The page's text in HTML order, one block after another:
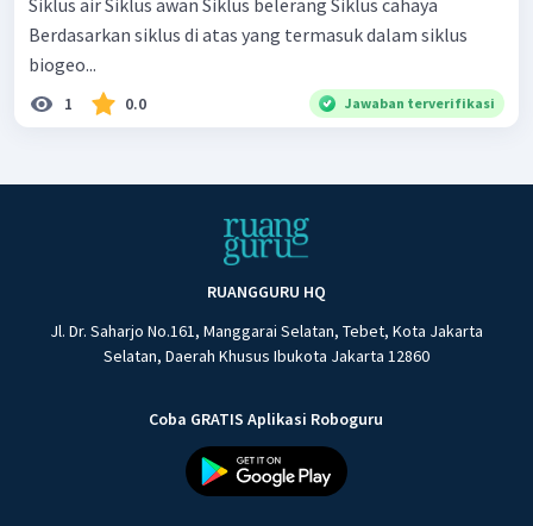
Siklus air Siklus awan Siklus belerang Siklus cahaya
Berdasarkan siklus di atas yang termasuk dalam siklus
biogeo...
1 0.0 Jawaban terverifikasi
RUANGGURU HQ
Jl. Dr. Saharjo No.161, Manggarai Selatan, Tebet, Kota Jakarta
Selatan, Daerah Khusus Ibukota Jakarta 12860
Coba GRATIS Aplikasi Roboguru